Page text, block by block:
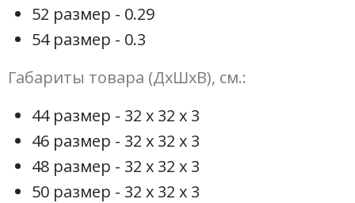
52 размер - 0.29
54 размер - 0.3
Габариты товара (ДхШхВ), см.:
44 размер - 32 х 32 х 3
46 размер - 32 х 32 х 3
48 размер - 32 х 32 х 3
50 размер - 32 х 32 х 3